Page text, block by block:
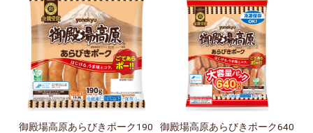
御殿場高原あらびきポーク190
御殿場高原あらびきポーク640